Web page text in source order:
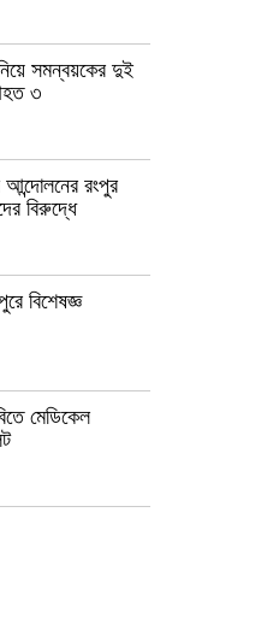
সমন্বয়কের দুই
৩
আন্দোলনের রংপুর
বিরুদ্ধে
বিশেষজ্ঞ
মেডিকেল